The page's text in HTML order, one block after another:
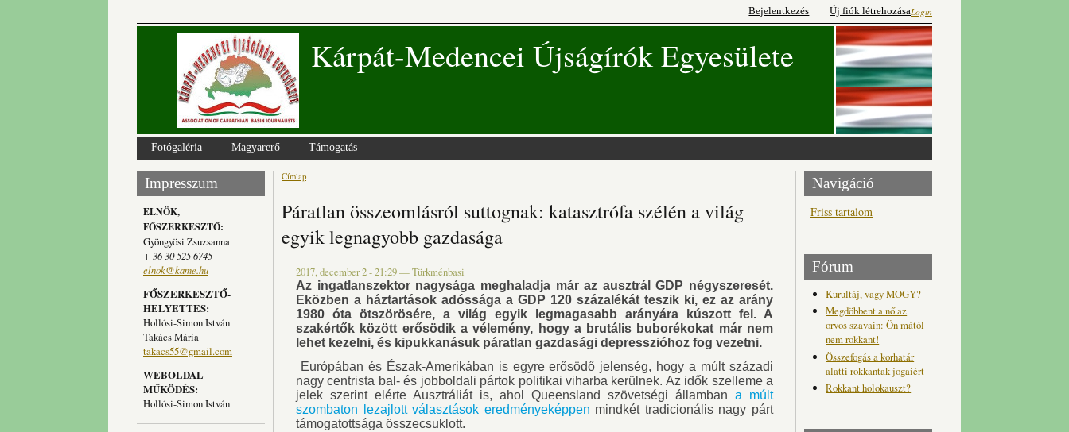
Login
Bejelentkezés Új fiók létrehozása
Kárpát-Medencei Újságírók Egyesülete
Fotógaléria Magyarerő Támogatás
Impresszum
ELNÖK,
FŐSZERKESZTŐ:
Gyöngyösi Zsuzsanna
+ 36 30 525 6745
elnok@kame.hu
FŐSZERKESZTŐ-
HELYETTES:
Hollósi-Simon István
Takács Mária
takacs55@gmail.com
WEBOLDAL
MŰKÖDÉS:
Hollósi-Simon István
Jelenlegi hely
Címlap
Páratlan összeomlásról suttognak: katasztrófa szélén a világ
egyik legnagyobb gazdasága
2017, december 2 - 21:29—Türkménbasi
Az ingatlanszektor nagysága meghaladja már az ausztrál GDP négyszeresét.
Eközben a háztartások adóssága a GDP 120 százalékát teszik ki, ez az arány
1980 óta ötszörösére, a világ egyik legmagasabb arányára kúszott fel. A
szakértők között erősödik a vélemény, hogy a brutális buborékokat már nem
lehet kezelni, és kipukkanásuk páratlan gazdasági depresszióhoz fog vezetni.
Európában és Észak-Amerikában is egyre erősödő jelenség, hogy a múlt századi
nagy centrista bal- és jobboldali pártok politikai viharba kerülnek. Az idők szelleme a
jelek szerint elérte Ausztráliát is, ahol Queensland szövetségi államban a múlt
szombaton lezajlott választások eredményeképpen mindkét tradicionális nagy párt
támogatottsága összecsuklott.
Navigáció
Friss tartalom
Fórum
Kurultáj, vagy MOGY?
Megdöbbent a nő az
orvos szavain: Ön mától
nem rokkant!
Összefogás a korhatár
alatti rokkantak jogaiért
Rokkant holokauszt?